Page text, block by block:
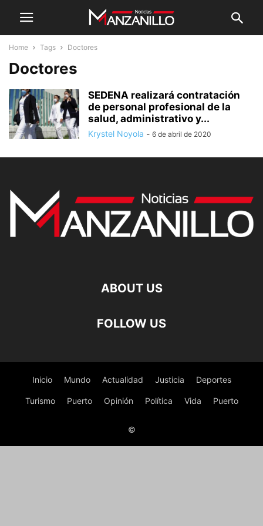
Home Tags Doctores
Doctores
SEDENA realizará contratación
de personal profesional de la
salud, administrativo y...
Krystel Noyola - 6 de abril de 2020
ABOUT US
FOLLOW US
Inicio Mundo Actualidad Justicia Deportes
Turismo Puerto Opinión Política Vida Puerto
©